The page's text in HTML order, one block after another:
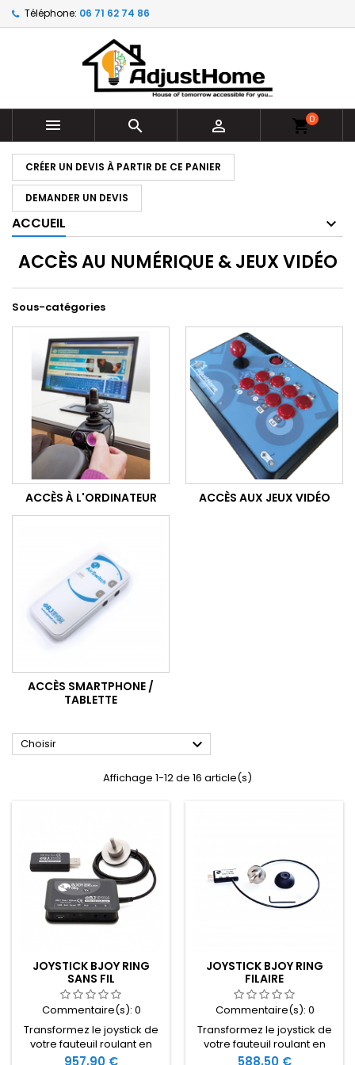
Téléphone: 06 71 62 74 86
   shopping_cart0
CRÉER UN DEVIS À PARTIR DE CE PANIER
DEMANDER UN DEVIS
ACCUEIL
ACCÈS AU NUMÉRIQUE & JEUX VIDÉO
Sous-catégories
ACCÈS À L'ORDINATEUR ACCÈS AUX JEUX VIDÉO
ACCÈS SMARTPHONE /
TABLETTE
Choisir 
Affichage 1-12 de 16 article(s)
JOYSTICK BJOY RING
SANS FIL
Commentaire(s): 0
Transformez le joystick de
votre fauteuil roulant en
souris sans fil. BJOY Ring est
Prix
957,90 €
JOYSTICK BJOY RING
FILAIRE
Commentaire(s): 0
Transformez le joystick de
votre fauteuil roulant en
souris. BJOY Ring est
Prix
588,50 €